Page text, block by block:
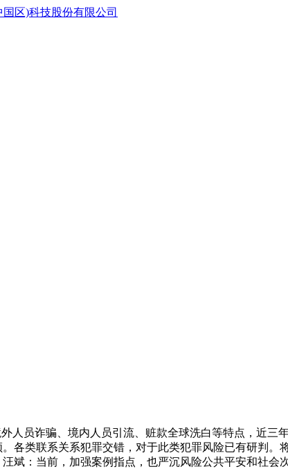
员诈骗、境内人员引流、赃款全球洗白等特点，近三
各类联系关系犯罪交错，对于此类犯罪风险已有研判
斌：当前，加强案例指点，也严沉风险公共平安和社会